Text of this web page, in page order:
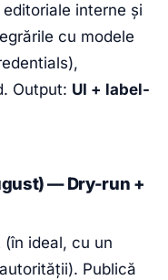
interne și
cu modele
Output: UI + label-
— Dry-run +
(în ideal, cu un
Publică